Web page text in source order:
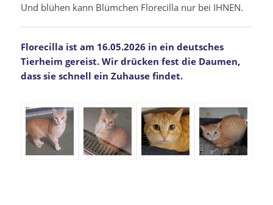
Und blühen kann Blümchen Florecilla nur bei IHNEN.
Florecilla ist am 16.05.2026 in ein deutsches
Tierheim gereist. Wir drücken fest die Daumen,
dass sie schnell ein Zuhause findet.